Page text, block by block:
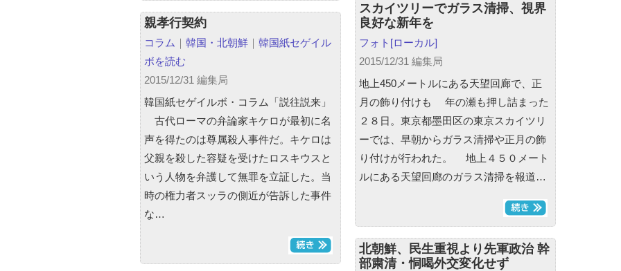
スカイツリーでガラス清掃、視界
良好な新年を
フォト [ローカル]
2015/12/31 編集局
地上450メートルにある天望回廊で、正
月の飾り付けも 年の瀬も押し詰まった
２８日。東京都墨田区の東京スカイツリ
ーでは、早朝からガラス清掃や正月の飾
り付けが行われた。 地上４５０メート
ルにある天望回廊のガラス清掃を報道…
親孝行契約
コラム ｜ 韓国・北朝鮮 ｜ 韓国紙セゲイル
ボを読む
2015/12/31 編集局
韓国紙セゲイルボ・コラム「説往説来」
古代ローマの弁論家キケロが最初に名
声を得たのは尊属殺人事件だ。キケロは
父親を殺した容疑を受けたロスキウスと
いう人物を弁護して無罪を立証した。当
時の権力者スッラの側近が告訴した事件
な…
北朝鮮、民生重視より先軍政治 幹
部粛清・恫喝外交変化せず